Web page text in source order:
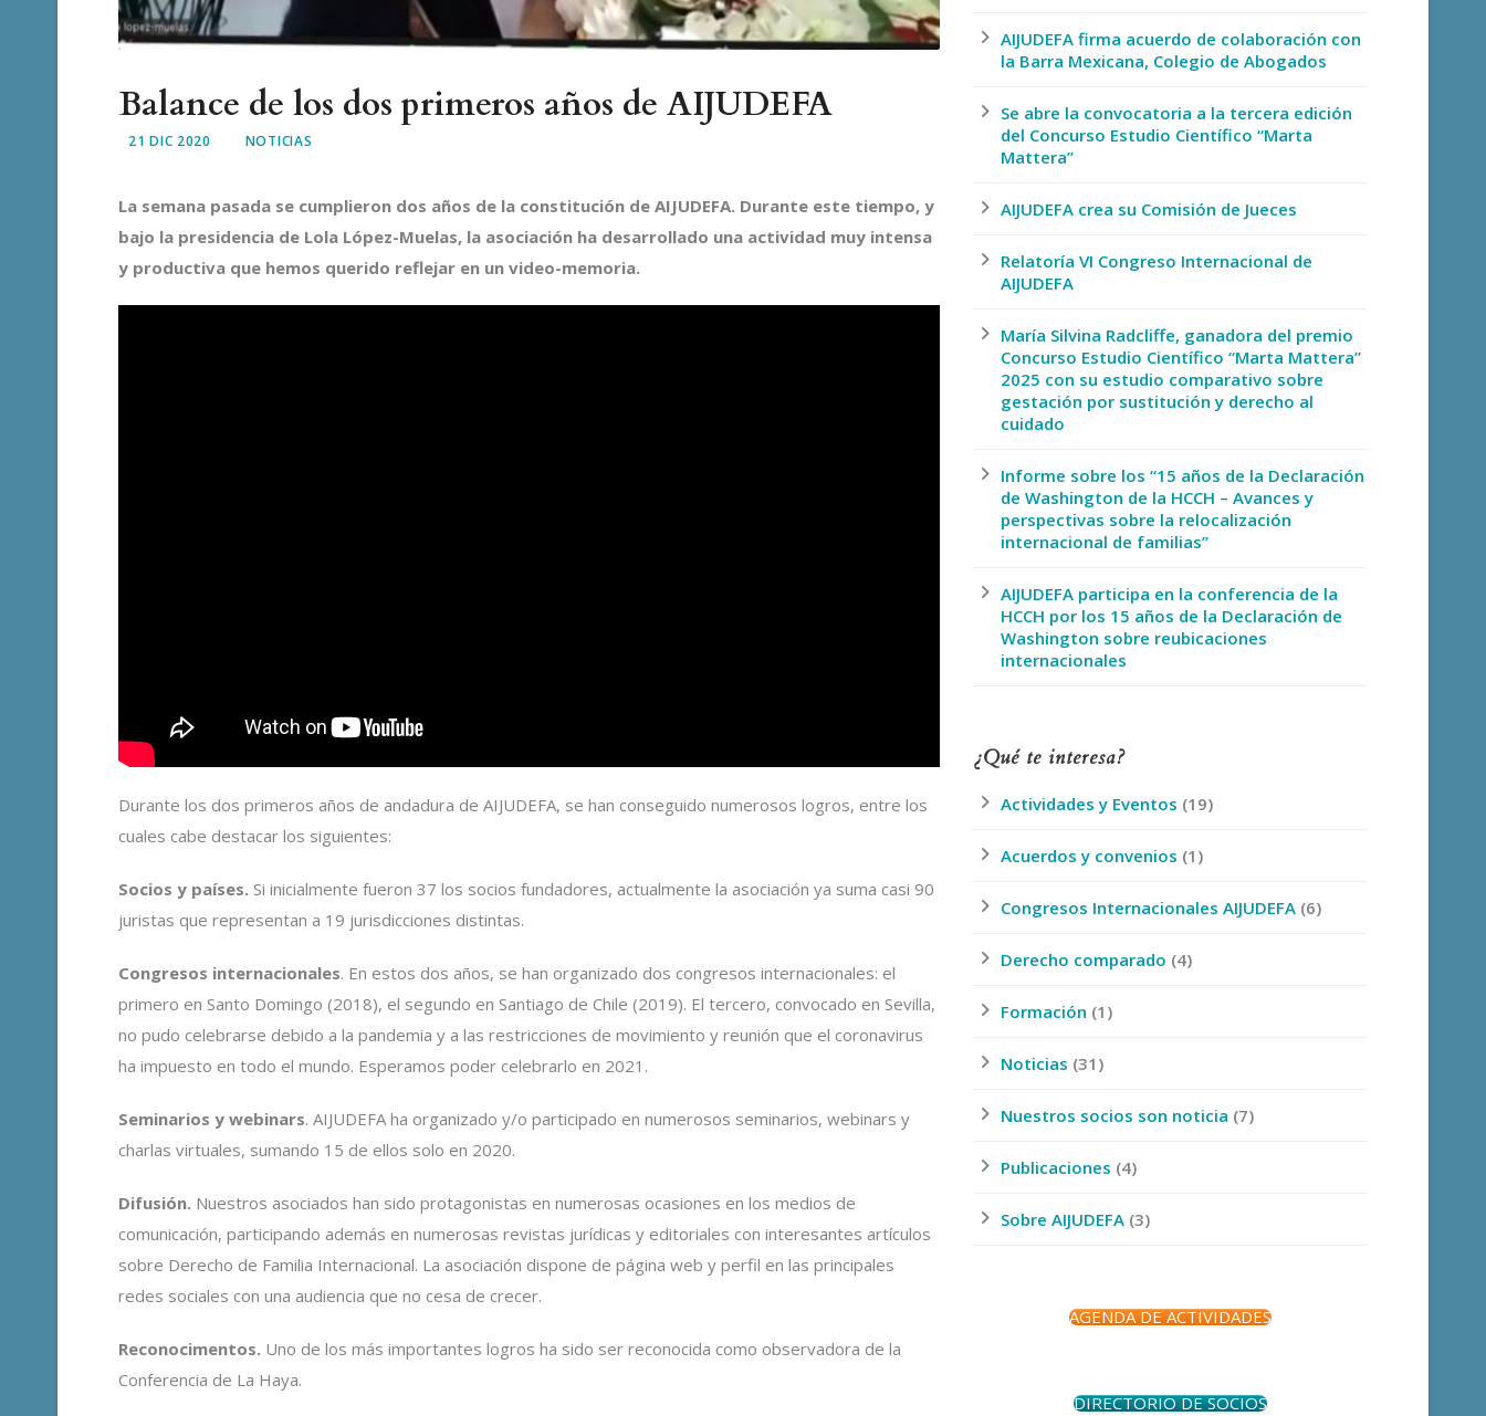
Balance de los dos primeros años de AIJUDEFA
21 DIC 2020 NOTICIAS
La semana pasada se cumplieron dos años de la constitución de AIJUDEFA. Durante este tiempo, y
bajo la presidencia de Lola López-Muelas, la asociación ha desarrollado una actividad muy intensa
y productiva que hemos querido reflejar en un video-memoria.
Durante los dos primeros años de andadura de AIJUDEFA, se han conseguido numerosos logros, entre los
cuales cabe destacar los siguientes:
Socios y países. Si inicialmente fueron 37 los socios fundadores, actualmente la asociación ya suma casi 90
juristas que representan a 19 jurisdicciones distintas.
Congresos internacionales. En estos dos años, se han organizado dos congresos internacionales: el
primero en Santo Domingo (2018), el segundo en Santiago de Chile (2019). El tercero, convocado en Sevilla,
no pudo celebrarse debido a la pandemia y a las restricciones de movimiento y reunión que el coronavirus
ha impuesto en todo el mundo. Esperamos poder celebrarlo en 2021.
Seminarios y webinars. AIJUDEFA ha organizado y/o participado en numerosos seminarios, webinars y
charlas virtuales, sumando 15 de ellos solo en 2020.
Difusión. Nuestros asociados han sido protagonistas en numerosas ocasiones en los medios de
comunicación, participando además en numerosas revistas jurídicas y editoriales con interesantes artículos
sobre Derecho de Familia Internacional. La asociación dispone de página web y perfil en las principales
redes sociales con una audiencia que no cesa de crecer.
Reconocimentos. Uno de los más importantes logros ha sido ser reconocida como observadora de la
Conferencia de La Haya.
AIJUDEFA firma acuerdo de colaboración con
la Barra Mexicana, Colegio de Abogados
Se abre la convocatoria a la tercera edición
del Concurso Estudio Científico “Marta
Mattera”
AIJUDEFA crea su Comisión de Jueces
Relatoría VI Congreso Internacional de
AIJUDEFA
María Silvina Radcliffe, ganadora del premio
Concurso Estudio Científico “Marta Mattera”
2025 con su estudio comparativo sobre
gestación por sustitución y derecho al
cuidado
Informe sobre los “15 años de la Declaración
de Washington de la HCCH – Avances y
perspectivas sobre la relocalización
internacional de familias”
AIJUDEFA participa en la conferencia de la
HCCH por los 15 años de la Declaración de
Washington sobre reubicaciones
internacionales
¿Qué te interesa?
Actividades y Eventos (19)
Acuerdos y convenios (1)
Congresos Internacionales AIJUDEFA (6)
Derecho comparado (4)
Formación (1)
Noticias (31)
Nuestros socios son noticia (7)
Publicaciones (4)
Sobre AIJUDEFA (3)
AGENDA DE ACTIVIDADES
DIRECTORIO DE SOCIOS